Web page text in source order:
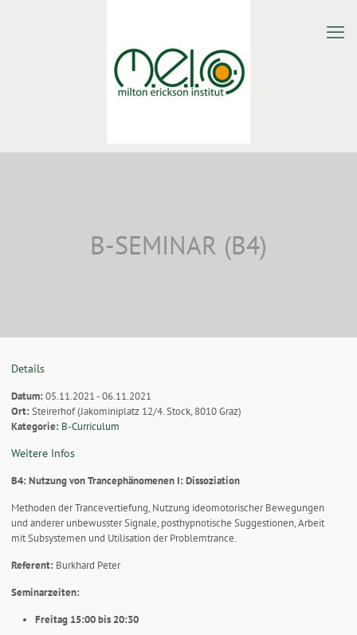
B-SEMINAR (B4)
Details
Datum:05.11.2021 - 06.11.2021
Ort:Steirerhof (Jakominiplatz 12/4. Stock, 8010 Graz)
Kategorie: B-Curriculum
Weitere Infos
B4: Nutzung von Trancephänomenen I: Dissoziation
Methoden der Trancevertiefung, Nutzung ideomotorischer Bewegungen
und anderer unbewusster Signale, posthypnotische Suggestionen, Arbeit
mit Subsystemen und Utilisation der Problemtrance.
Referent: Burkhard Peter
Seminarzeiten:
Freitag 15:00 bis 20:30